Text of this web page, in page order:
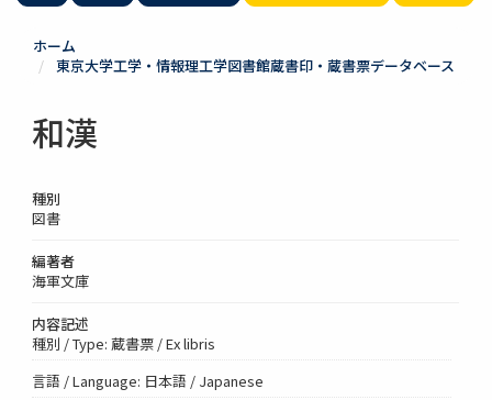
ホーム
東京大学工学・情報理工学図書館蔵書印・蔵書票データベース
和漢
種別
図書
編著者
海軍文庫
内容記述
種別 / Type: 蔵書票 / Ex libris
言語 / Language: 日本語 / Japanese